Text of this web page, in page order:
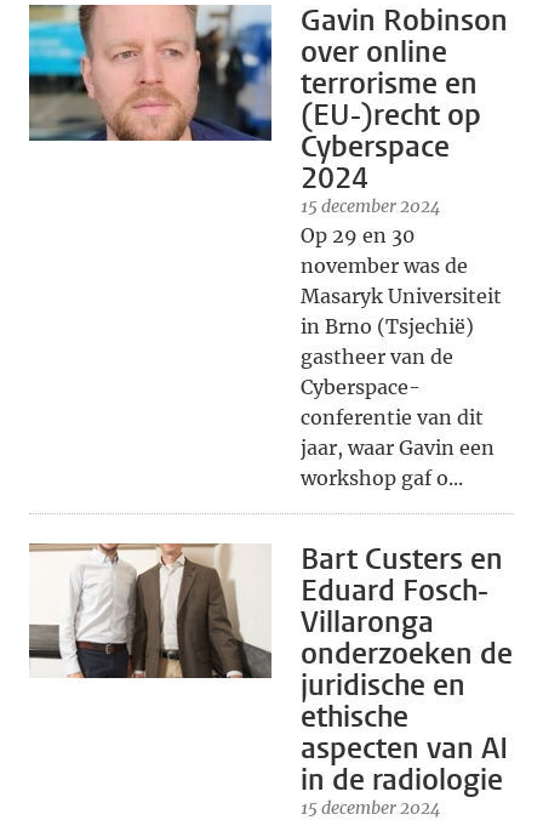
Gavin Robinson
over online
terrorisme en
(EU-)recht op
Cyberspace
2024
15 december 2024
Op 29 en 30
november was de
Masaryk Universiteit
in Brno (Tsjechië)
gastheer van de
Cyberspace-
conferentie van dit
jaar, waar Gavin een
workshop gaf o...
Bart Custers en
Eduard Fosch-
Villaronga
onderzoeken de
juridische en
ethische
aspecten van AI
in de radiologie
15 december 2024